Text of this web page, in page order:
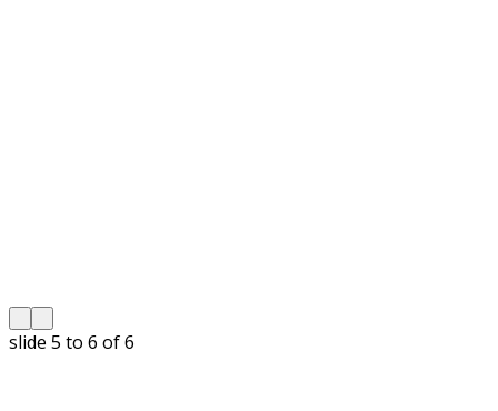
slide 5 to 6 of 6